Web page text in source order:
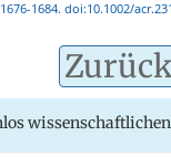
1684. doi:10.1002/